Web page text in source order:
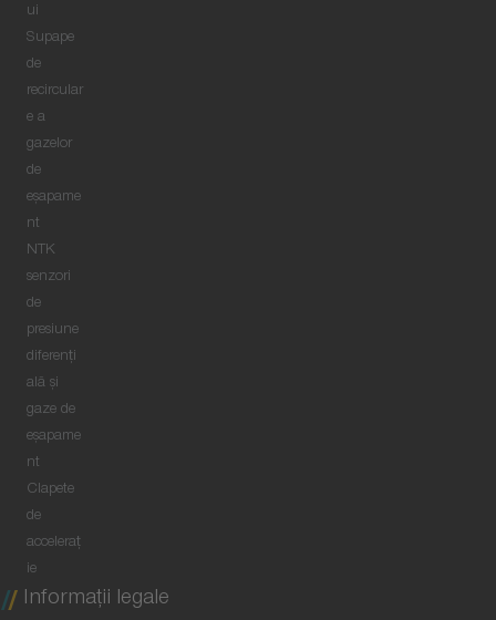
ui
Supape
de
recircular
e a
gazelor
de
eșapame
nt
NTK
senzori
de
presiune
diferenți
ală și
gaze de
eșapame
nt
Clapete
de
acceleraț
ie
Informaţii legale